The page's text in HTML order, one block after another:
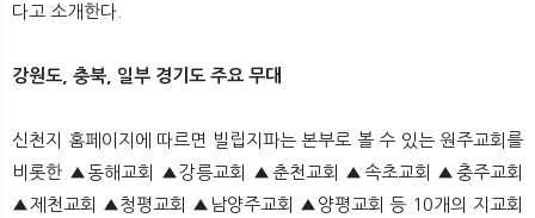
다고 소개한다.
강원도, 충북, 일부 경기도 주요 무대
신천지 홈페이지에 따르면 빌립지파는 본부로 볼 수 있는 원주교회를
비롯한 ▲동해교회 ▲강릉교회 ▲춘천교회 ▲속초교회 ▲충주교회
▲제천교회 ▲청평교회 ▲남양주교회 ▲양평교회 등 10개의 지교회